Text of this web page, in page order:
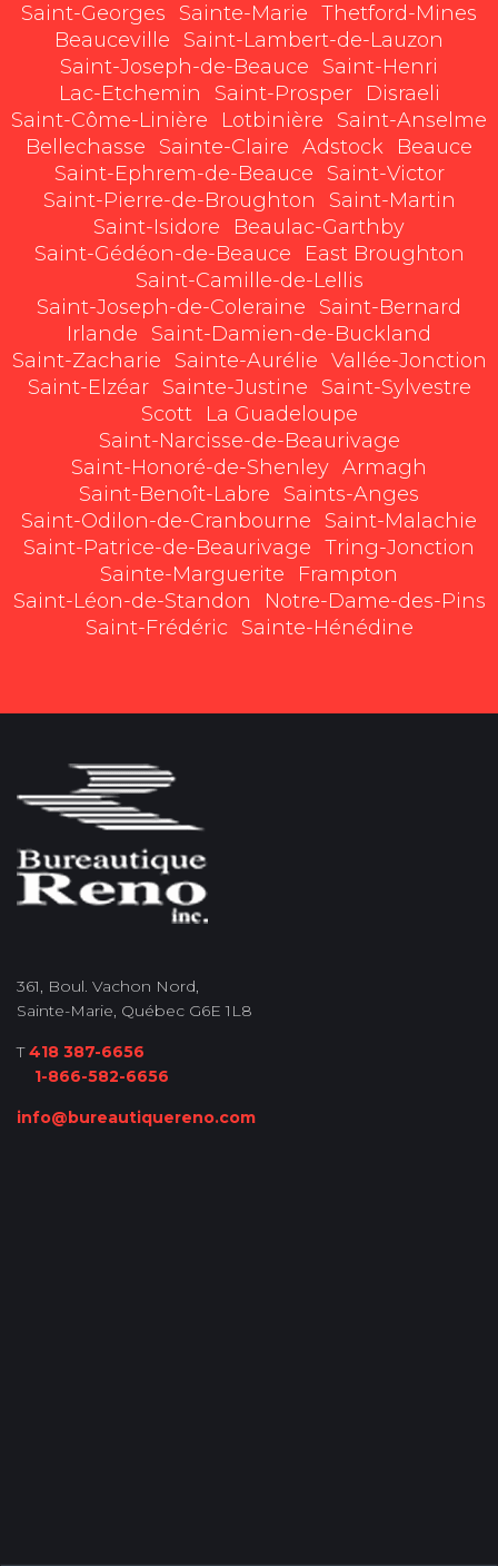
Saint-Georges Sainte-Marie Thetford-Mines
Beauceville
Saint-Lambert-de-Lauzon
Saint-Joseph-de-Beauce
Saint-Henri
Lac-Etchemin
Saint-Prosper
Disraeli
Saint-Côme-Linière
Lotbinière
Saint-Anselme
Bellechasse
Sainte-Claire Adstock
Beauce
Saint-Ephrem-de-Beauce
Saint-Victor
Saint-Pierre-de-Broughton
Saint-Martin
Saint-Isidore
Beaulac-Garthby
Saint-Gédéon-de-Beauce
East Broughton
Saint-Camille-de-Lellis
Saint-Joseph-de-Coleraine
Saint-Bernard
Irlande
Saint-Damien-de-Buckland
Saint-Zacharie
Sainte-Aurélie Vallée-Jonction
Saint-Elzéar
Sainte-Justine
Saint-Sylvestre
Scott
La Guadeloupe
Saint-Narcisse-de-Beaurivage
Saint-Honoré-de-Shenley Armagh
Saint-Benoît-Labre
Saints-Anges
Saint-Odilon-de-Cranbourne
Saint-Malachie
Saint-Patrice-de-Beaurivage Tring-Jonction
Sainte-Marguerite
Frampton
Saint-Léon-de-Standon
Notre-Dame-des-Pins
Saint-Frédéric
Sainte-Hénédine
361, Boul. Vachon Nord,
Sainte-Marie, Québec G6E 1L8
T418 387-6656
1-866-582-6656
info@bureautiquereno.com